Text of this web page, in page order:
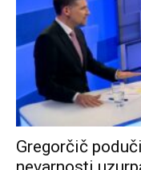
Gregorčič